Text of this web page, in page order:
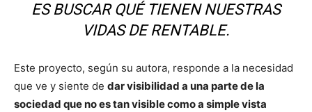
ES BUSCAR QUÉ TIENEN NUESTRAS
VIDAS DE RENTABLE.
Este proyecto, según su autora, responde a la necesidad
que ve y siente de dar visibilidad a una parte de la
sociedad que no es tan visible como a simple vista